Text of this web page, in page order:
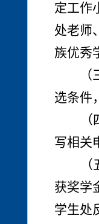
定工作
处老师
族优秀
选条件
写相关
获奖学
学生处